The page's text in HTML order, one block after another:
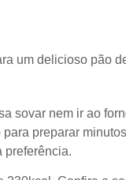
um delicioso pão
sovar nem ir ao
preparar
preferência.